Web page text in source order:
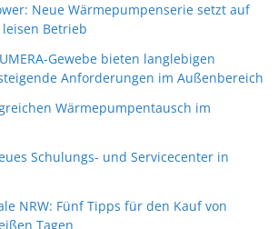
Neue Wärmepumpenserie setzt auf
Betrieb
Gewebe bieten langlebigen
Anforderungen im Außenbereich
Wärmepumpentausch im
Schulungs- und Servicecenter in
NRW: Fünf Tipps für den Kauf von
Tagen